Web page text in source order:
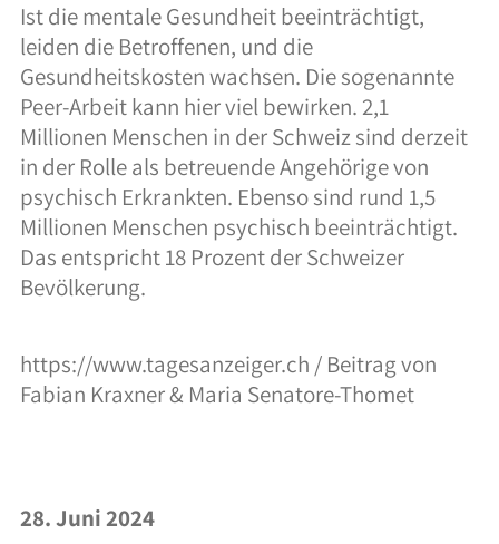
Ist die mentale Gesundheit beeinträchtigt,
leiden die Betroffenen, und die
Gesundheitskosten wachsen. Die sogenannte
Peer-Arbeit kann hier viel bewirken. 2,1
Millionen Menschen in der Schweiz sind derzeit
in der Rolle als betreuende Angehörige von
psychisch Erkrankten. Ebenso sind rund 1,5
Millionen Menschen psychisch beeinträchtigt.
Das entspricht 18 Prozent der Schweizer
Bevölkerung.
https://www.tagesanzeiger.ch / Beitrag von
Fabian Kraxner & Maria Senatore-Thomet
28. Juni 2024